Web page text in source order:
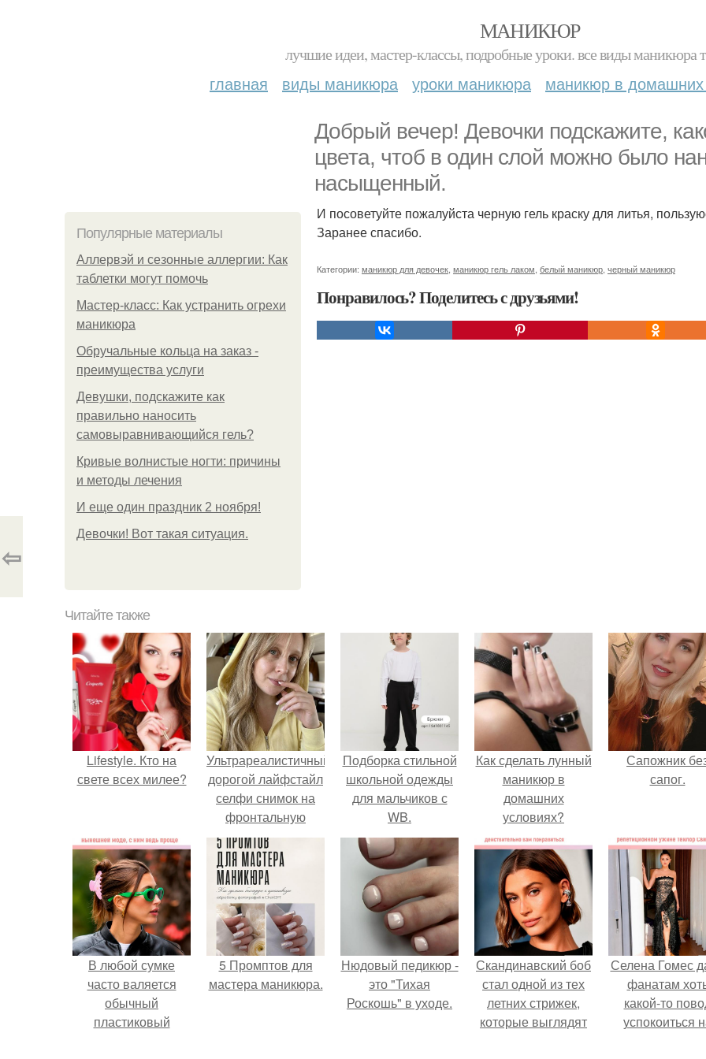
МАНИКЮР
лучшие идеи, мастер-классы, подробные уроки. все виды маникюра
главная виды маникюра уроки маникюра маникюр в домашних
Добрый вечер! Девочки подскажите,
цвета, чтоб в один слой можно было
насыщенный.
Популярные материалы
Аллервэй и сезонные аллергии: Как
таблетки могут помочь
Мастер-класс: Как устранить огрехи
маникюра
Обручальные кольца на заказ -
преимущества услуги
Девушки, подскажите как
правильно наносить
самовыравнивающийся гель?
Кривые волнистые ногти: причины
и методы лечения
И еще один праздник 2 ноября!
Девочки! Вот такая ситуация.
И посоветуйте пожалуйста черную гель краску для литья,
Заранее спасибо.
Категории: маникюр для девочек маникюр гель лаком белый маникюр черный маникюр
Понравилось? Поделитесь с друзьями!
⇦
Читайте также
Lifestyle. Кто на
свете всех милее?
Ультрареалистичный
дорогой лайфстайл
селфи снимок на
фронтальную
камеру.
Подборка стильной
школьной одежды
для мальчиков с
WB.
Как сделать лунный
маникюр в
домашних
условиях?
Сапожник
сапог.
В любой сумке
часто валяется
обычный
пластиковый
5 Промптов для
мастера маникюра.
Нюдовый педикюр -
это "Тихая
Роскошь" в уходе.
Скандинавский боб
стал одной из тех
летних стрижек,
которые выглядят
Селена Гомес
фанатам
какой-то
успокоиться